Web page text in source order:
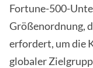
Fortune-500-
Größenordnung,
erfordert, um die
globaler